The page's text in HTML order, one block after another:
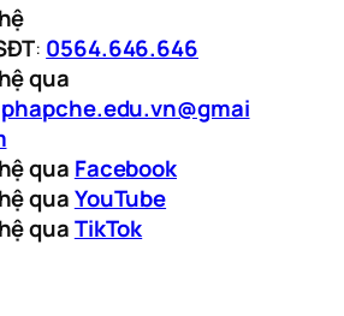
ĐT: 0564.646.646
qua
phapche.edu.vn@gmai
qua Facebook
quaYouTube
quaTikTok